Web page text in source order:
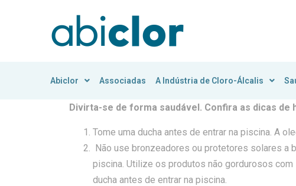
Abiclor Associadas A Indústria de Cloro-Álcalis
Divirta-se de forma saudável. Confira as dicas de
Tome uma ducha antes de entrar na piscina. A
Não use bronzeadores ou protetores solares a
piscina. Utilize os produtos não gordurosos com
ducha antes de entrar na piscina.